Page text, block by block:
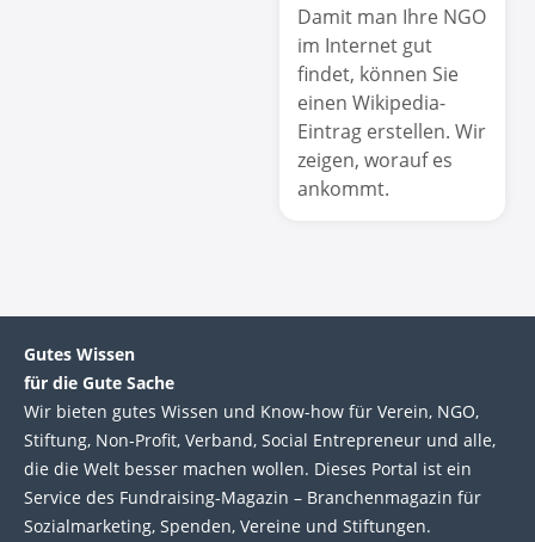
Damit man Ihre NGO
im Internet gut
findet, können Sie
einen Wikipedia-
Eintrag erstellen. Wir
zeigen, worauf es
ankommt.
Gutes Wissen
für die Gute Sache
Wir bie­ten gutes Wis­sen und Know-how für Ver­ein, NGO,
Stif­tung, Non-Profit, Ver­band, Social Entre­pre­neur und alle,
die die Welt bes­ser machen wol­len. Die­ses Por­tal ist ein
Service des Fund­raising-Magazin – Bran­chen­magazin für
Sozial­marke­ting, Spen­den, Ver­eine und Stif­tun­gen.